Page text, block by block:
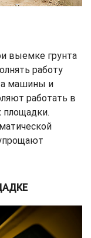
выемке грунта
работу
машины и
работать в
площадки.